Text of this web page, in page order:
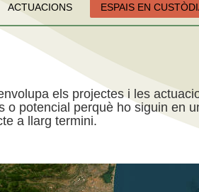
ACTUACIONS ESPAIS EN
els projectes i les
potencial perquè ho siguin en
a llarg termini.